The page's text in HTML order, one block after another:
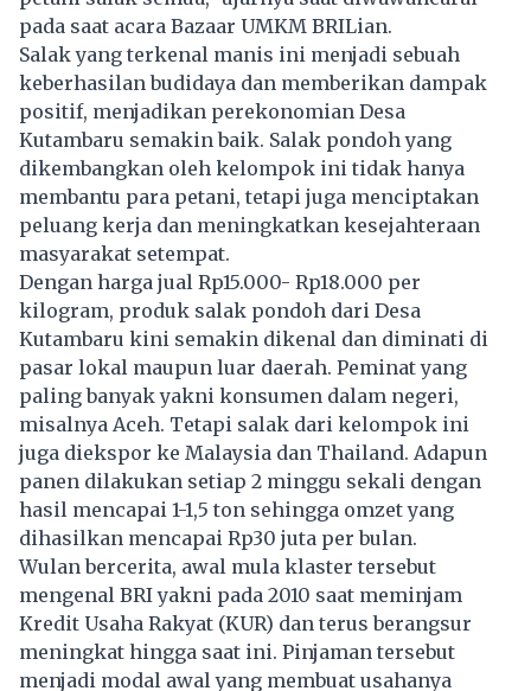
pada saat acara Bazaar UMKM BRILian.
Salak yang terkenal manis ini menjadi sebuah
keberhasilan budidaya dan memberikan dampak
positif, menjadikan perekonomian Desa
Kutambaru semakin baik. Salak pondoh yang
dikembangkan oleh kelompok ini tidak hanya
membantu para petani, tetapi juga menciptakan
peluang kerja dan meningkatkan kesejahteraan
masyarakat setempat.
Dengan harga jual Rp15.000- Rp18.000 per
kilogram, produk salak pondoh dari Desa
Kutambaru kini semakin dikenal dan diminati di
pasar lokal maupun luar daerah. Peminat yang
paling banyak yakni konsumen dalam negeri,
misalnya Aceh. Tetapi salak dari kelompok ini
juga diekspor ke Malaysia dan Thailand. Adapun
panen dilakukan setiap 2 minggu sekali dengan
hasil mencapai 1-1,5 ton sehingga omzet yang
dihasilkan mencapai Rp30 juta per bulan.
Wulan bercerita, awal mula klaster tersebut
mengenal BRI yakni pada 2010 saat meminjam
Kredit Usaha Rakyat (KUR) dan terus berangsur
meningkat hingga saat ini. Pinjaman tersebut
menjadi modal awal yang membuat usahanya